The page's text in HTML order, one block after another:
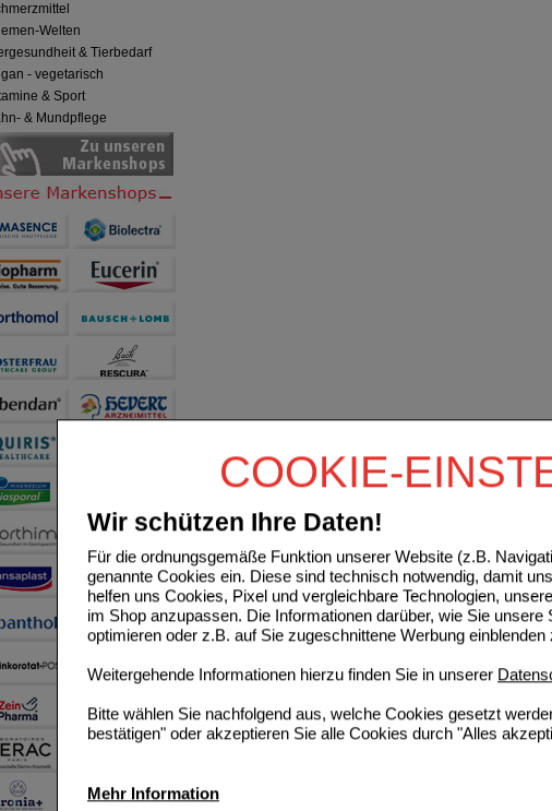
COOKIE-
Wir schützen Ihre Daten!
Für die ordnungsgemäße Funktion unserer Website (z.B.
genannte Cookies ein. Diese sind technisch notwendig, damit
helfen uns Cookies, Pixel und vergleichbare Technologien,
im Shop anzupassen. Die Informationen darüber, wie Sie
optimieren oder z.B. auf Sie zugeschnittene Werbung einblenden
Weitergehende Informationen hierzu finden Sie in unserer
Bitte wählen Sie nachfolgend aus, welche Cookies gesetzt
bestätigen" oder akzeptieren Sie alle Cookies durch "Alles
Mehr Information
Welten
& Tierbedarf
- vegetarisch
& Sport
& Mundpflege